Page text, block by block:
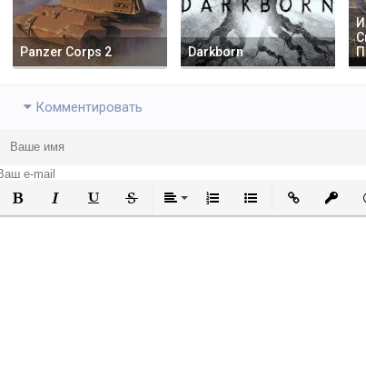
Panzer Corps 2 Darkborn
Комментировать
Полужирный
КурсивПодчеркнутый
ЗачеркнутыйВыравнивание
Нумерованный список
Маркированный
Вставить